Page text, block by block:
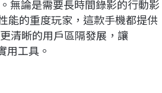
無論是需要長時間錄影的行動影
能的重度玩家，這款手機都提供
清晰的用戶區隔發展，讓
用工具。